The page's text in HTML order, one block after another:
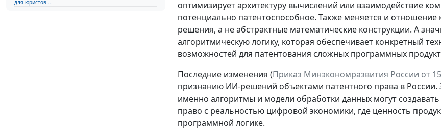
для юристов ...
оптимизирует архитектуру вычислений или взаимодействие
потенциально патентоспособное. Также меняется и отношение
решения, а не абстрактные математические конструкции. А
алгоритмическую логику, которая обеспечивает конкретный
возможностей для патентования сложных программных
Последние изменения (Приказ Минэкономразвития России от
признанию ИИ-решений объектами патентного права в России.
именно алгоритмы и модели обработки данных могут
право с реальностью цифровой экономики, где ценность
программной логике.